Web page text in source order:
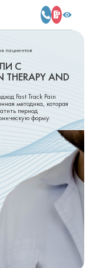
пациентов
С
AND
Fast Track Pain
методика, которая
период
форму.